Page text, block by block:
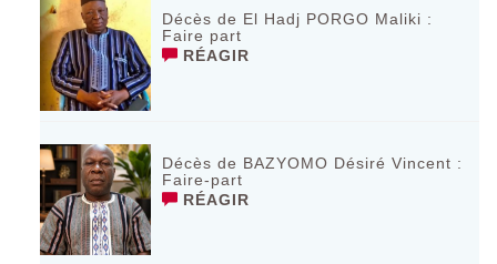
Décès de El Hadj PORGO Maliki :
Faire part
RÉAGIR
Décès de BAZYOMO Désiré Vincent :
Faire-part
RÉAGIR